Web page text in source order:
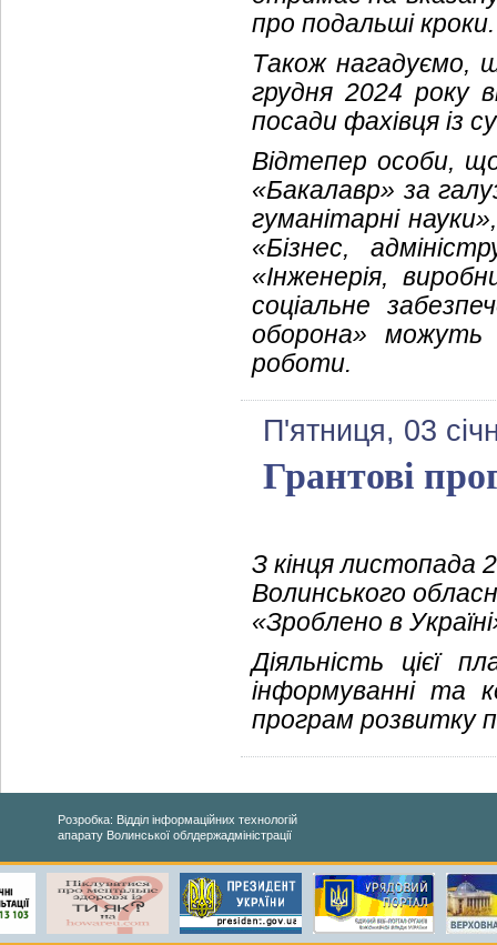
про подальші кроки.
Також нагадуємо,
грудня 2024 року
посади фахівця із
Відтепер особи,
«Бакалавр» за
гуманітарні
«Бізнес,
«Інженерія,
соціальне
оборона»
роботи.
П'ятниця, 03
Грантові
З кінця листопада
Волинського
«Зроблено в
Діяльність цієї
інформуванні та
програм розвитку
Розробка: Відділ інформаційних технологій
апарату Волинської облдержадміністрації